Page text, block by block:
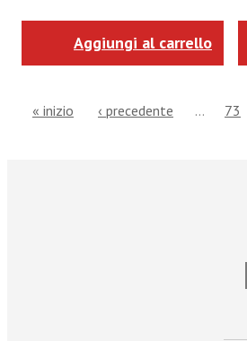
Aggiungi al carrello
« inizio ‹ precedente … 73